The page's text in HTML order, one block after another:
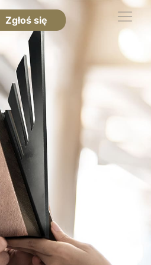
Zgłoś się